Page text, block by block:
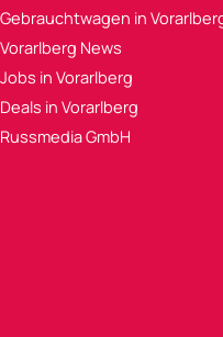
Gebrauchtwagen in
Vorarlberg News
Jobs in Vorarlberg
Deals in Vorarlberg
Russmedia GmbH